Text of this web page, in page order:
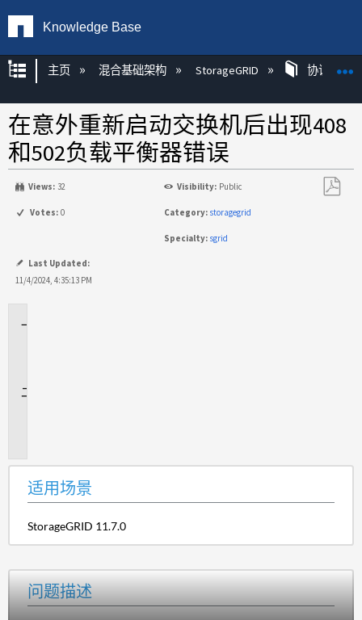
Knowledge Base
扩展/隐缩全局层次
主页 混合基础架构 StorageGRID 协议
在意外重新启动交换机后出现408
和502负载平衡器错误
Views: 32 Visibility: Public
Votes: 0 Category: storagegrid
Specialty: sgrid
Last Updated:
11/4/2024, 4:35:13 PM
适用场景
StorageGRID 11.7.0
问题描述